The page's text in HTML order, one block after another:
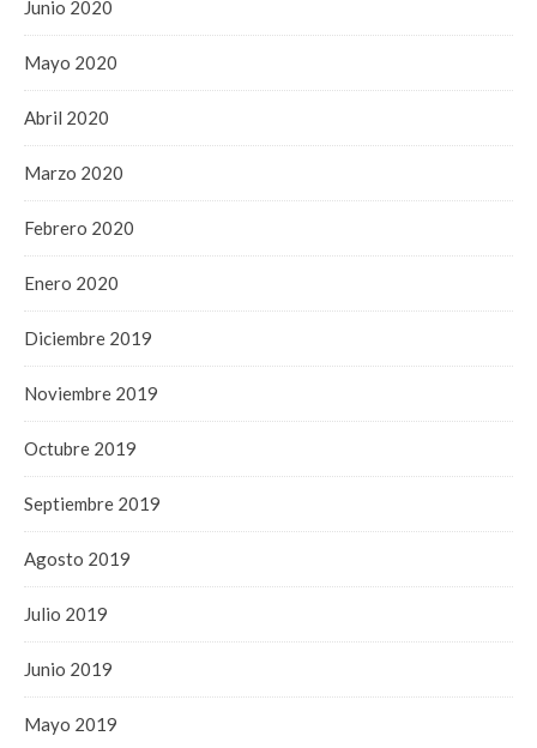
Junio 2020
Mayo 2020
Abril 2020
Marzo 2020
Febrero 2020
Enero 2020
Diciembre 2019
Noviembre 2019
Octubre 2019
Septiembre 2019
Agosto 2019
Julio 2019
Junio 2019
Mayo 2019